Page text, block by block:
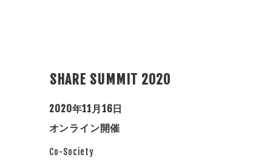
SHARE SUMMIT 2020
2020年11月16日
オンライン開催
Co-Society